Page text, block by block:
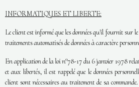
INFORMATIQUES ET LIBERTE:
Le client est informé que les données qu'il fournit sur
traitements automatisés de données à caractère
En application de la loi n°78-17 du 6 janvier 1978
et aux libertés, il est rappelé que le données
client sont nécessaires au traitement de sa